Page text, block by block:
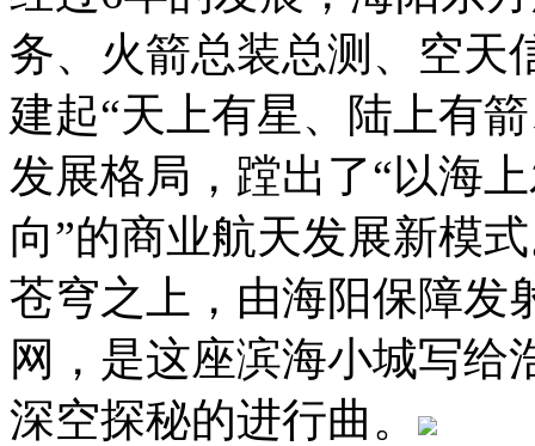
务、火箭总装总测、空天
建起“天上有星、陆上有
发展格局，蹚出了“以海
向”的商业航天发展新模
苍穹之上，由海阳保障发
网，是这座滨海小城写给
深空探秘的进行曲。